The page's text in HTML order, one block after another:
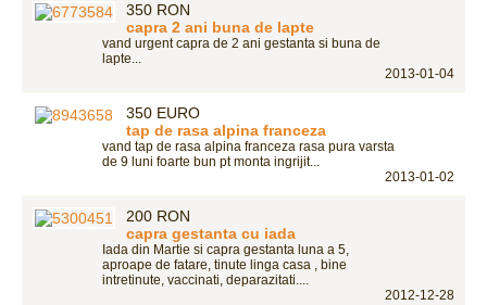
350 RON
capra 2 ani buna de lapte
vand urgent capra de 2 ani gestanta si buna de
lapte...
2013-01-04
350 EURO
tap de rasa alpina franceza
vand tap de rasa alpina franceza rasa pura varsta
de 9 luni foarte bun pt monta ingrijit...
2013-01-02
200 RON
capra gestanta cu iada
Iada din Martie si capra gestanta luna a 5,
aproape de fatare, tinute linga casa , bine
intretinute, vaccinati, deparazitati....
2012-12-28